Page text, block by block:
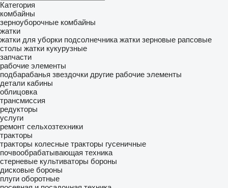
Категория
комбайны
зерноуборочные комбайны
жатки
жатки для уборки подсолнечника жатки зерновые рапсовые
столы жатки кукурузные
запчасти
рабочие элементы
подбарабанья звездочки другие рабочие элементы
детали кабины
облицовка
трансмиссия
редукторы
услуги
ремонт сельхозтехники
тракторы
тракторы колесные тракторы гусеничные
почвообрабатывающая техника
стерневые культиваторы бороны
дисковые бороны
плуги оборотные